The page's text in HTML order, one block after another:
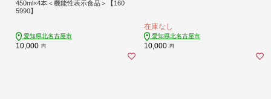
450ml×4本＜機能性表示食品＞【160
5990】
愛知県北名古屋市
10,000 円
在庫なし
愛知県北名古屋市
10,000 円